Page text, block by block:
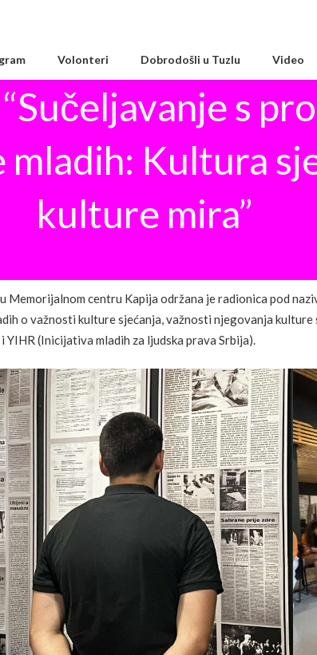
Volonteri Dobrodošli u Tuzlu Video
s
Kultura
kulture mira”
centru Kapija održana je radionica pod
o važnosti kulture sjećanja, važnosti njegovanja
(Inicijativa mladih za ljudska prava Srbija).